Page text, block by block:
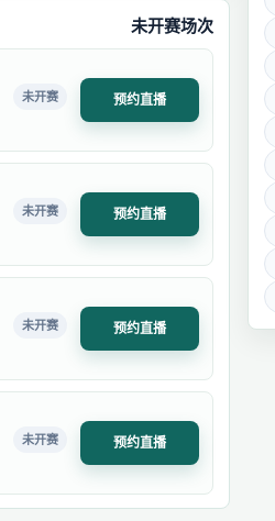
未开赛场次
未开赛 预约直播
未开赛 预约直播
未开赛 预约直播
未开赛 预约直播